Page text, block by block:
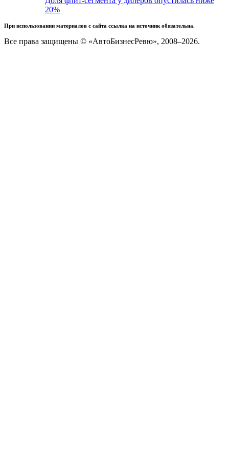
20%
При использовании материалов с сайта ссылка на источник обязательна.
Все права защищены © «АвтоБизнесРевю», 2008–2026.